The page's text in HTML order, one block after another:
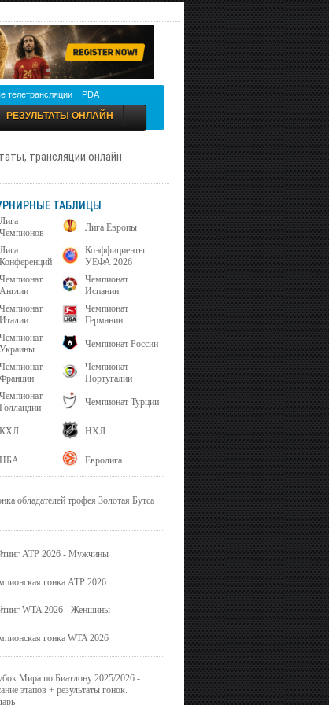
телетрансляции PDA
РЕЗУЛЬТАТЫ ОНЛАЙН
трансляции онлайн
ТАБЛИЦЫ
Лига
Чемпионов
Лига Европы
Лига
Конференций
Коэффициенты
УЕФА 2026
Чемпионат
Англии
Чемпионат
Испании
Чемпионат
Италии
Чемпионат
Германии
Чемпионат
Украины
Чемпионат России
Чемпионат
Франции
Чемпионат
Португалии
Чемпионат
Голландии
Чемпионат Турции
КХЛ НХЛ
НБА Евролига
обладателей трофея Золотая Бутса
ATP 2026 - Мужчины
гонка ATP 2026
WTA 2026 - Женщины
гонка WTA 2026
Мира по Биатлону 2025/2026 -
этапов + результаты гонок.